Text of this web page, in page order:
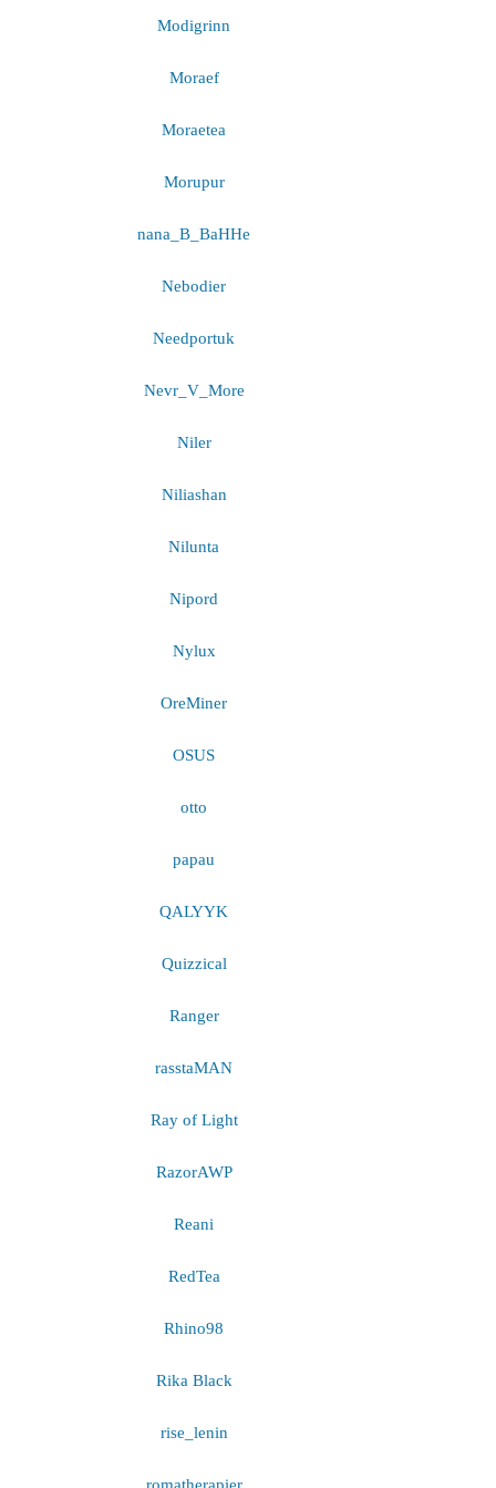
Modigrinn
Moraef
Moraetea
Morupur
nana_B_BaHHe
Nebodier
Needportuk
Nevr_V_More
Niler
Niliashan
Nilunta
Nipord
Nylux
OreMiner
OSUS
otto
papau
QALYYK
Quizzical
Ranger
rasstaMAN
Ray of Light
RazorAWP
Reani
RedTea
Rhino98
Rika Black
rise_lenin